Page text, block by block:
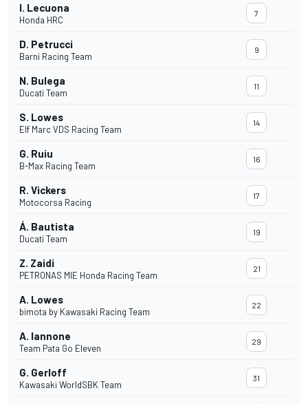
I. Lecuona
Honda HRC
7
D. Petrucci
Barni Racing Team
9
N. Bulega
Ducati Team
11
S. Lowes
Elf Marc VDS Racing Team
14
G. Ruiu
B-Max Racing Team
16
R. Vickers
Motocorsa Racing
17
Á. Bautista
Ducati Team
19
Z. Zaidi
PETRONAS MIE Honda Racing Team
21
A. Lowes
bimota by Kawasaki Racing Team
22
A. Iannone
Team Pata Go Eleven
29
G. Gerloff
Kawasaki WorldSBK Team
31